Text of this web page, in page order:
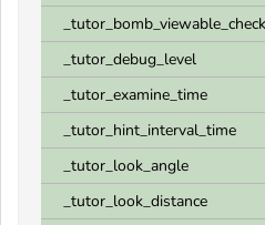
_tutor_debug_level
_tutor_examine_time
_tutor_hint_interval_time
_tutor_look_angle
_tutor_look_distance